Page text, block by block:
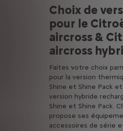
Choix de
pour le
aircross &
aircross
Faites votre choix
pour la version
Shine et Shine Pack
version hybride
Shine et Shine Pack.
propose ses
accessoires de série